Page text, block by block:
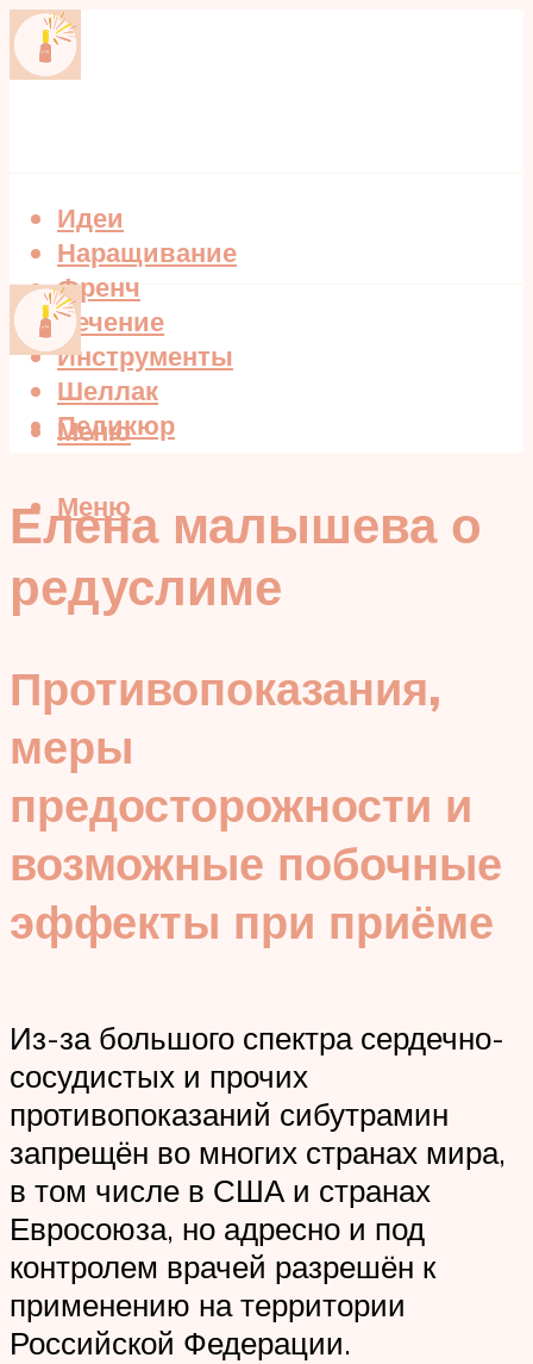
Идеи
Наращивание
Френч
Лечение
Инструменты
Шеллак
Педикюр
Меню
Меню
Елена малышева о
редуслиме
Противопоказания,
меры
предосторожности и
возможные побочные
эффекты при приёме
Из-за большого спектра сердечно-
сосудистых и прочих
противопоказаний сибутрамин
запрещён во многих странах мира,
в том числе в США и странах
Евросоюза, но адресно и под
контролем врачей разрешён к
применению на территории
Российской Федерации.